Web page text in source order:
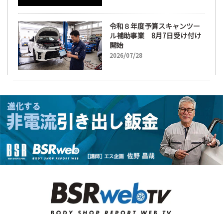
令和８年度予算スキャンツー
ル補助事業 8月7日受け付け
開始
2026/07/28